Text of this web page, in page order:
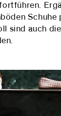
sind auch